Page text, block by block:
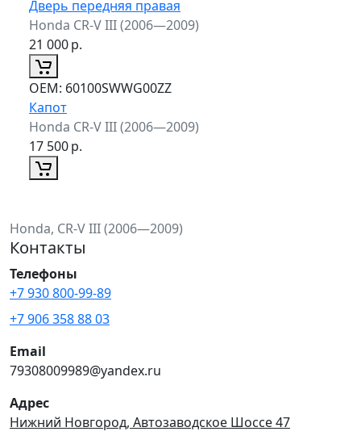
Дверь передняя правая
Honda CR-V III (2006—2009)
21 000р.
ОЕМ: 60100SWWG00ZZ
Капот
Honda CR-V III (2006—2009)
17 500р.
Honda, CR-V III (2006—2009)
Контакты
Телефоны
+7 930 800-99-89
+7 906 358 88 03
Email
79308009989@yandex.ru
Адрес
Нижний Новгород, Автозаводское Шоссе 47